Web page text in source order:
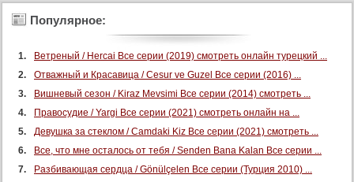
90 серия (суб)
Конец
Популярное:
Ветреный / Hercai Все серии (2019) смотреть онлайн турецкий ...
Отважный и Красавица / Cesur ve Guzel Все серии (2016) ...
Вишневый сезон / Kiraz Mevsimi Все серии (2014) смотреть ...
Правосудие / Yargi Все серии (2021) смотреть онлайн на ...
Девушка за стеклом / Camdaki Kiz Все серии (2021) смотреть ...
Все, что мне осталось от тебя / Senden Bana Kalan Все серии ...
Разбивающая сердца / Gönülçelen Все серии (Турция 2010) ...